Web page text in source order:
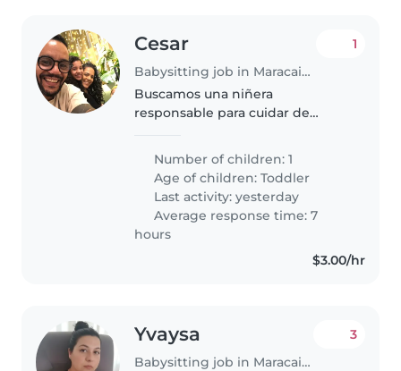
Cesar
Babysitting job in Maracaibo
1
Buscamos una niñera
responsable para cuidar de
Prefieren alguien cómodo
cocinando y con la casa
ordenada. Queremos a alguien
con energía y personalidad..
Number of children: 1
Age of children:Toddler
Last activity: yesterday
Average response time: 7
hours
$3.00/hr
Yvaysa
Babysitting job in Maracaibo
3